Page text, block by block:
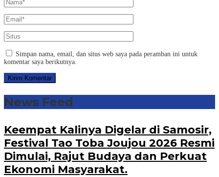
Simpan nama, email, dan situs web saya pada peramban ini untuk
komentar saya berikutnya.
News Feed
Keempat Kalinya Digelar di Samosir,
Festival Tao Toba Joujou 2026 Resmi
Dimulai, Rajut Budaya dan Perkuat
Ekonomi Masyarakat.